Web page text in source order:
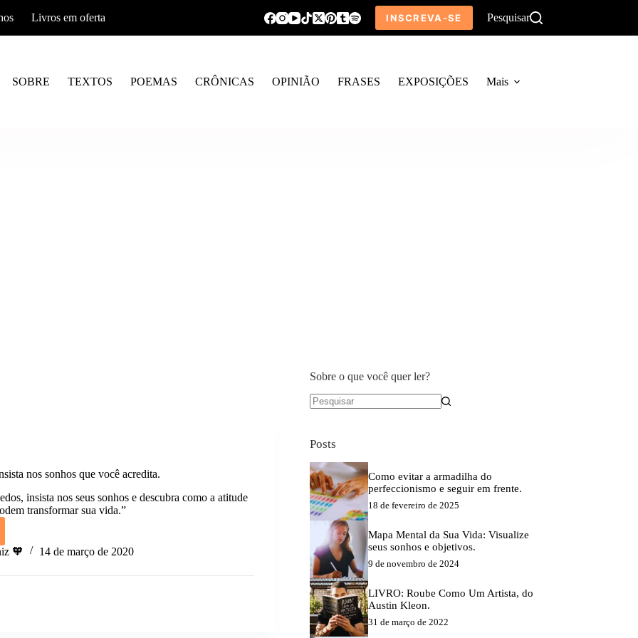
Livros em oferta INSCREVA-SE Pesquisar
SOBRE TEXTOS POEMAS CRÔNICAS OPINIÃO FRASES EXPOSIÇÕES Mais
nos sonhos que você acredita.
insista nos seus sonhos e descubra como a atitude
transformar sua vida.”
🧡 14 de março de 2020
Sobre o que você quer ler?
Posts
Como evitar a armadilha do
perfeccionismo e seguir em frente.
18 de fevereiro de 2025
Mapa Mental da Sua Vida: Visualize
seus sonhos e objetivos.
9 de novembro de 2024
LIVRO: Roube Como Um Artista, do
Austin Kleon.
31 de março de 2022